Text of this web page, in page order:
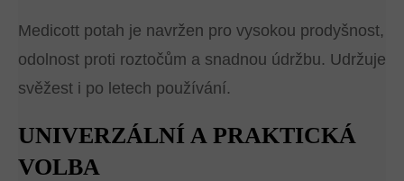
Medicott potah je navržen pro vysokou prodyšnost,
odolnost proti roztočům a snadnou údržbu. Udržuje
svěžest i po letech používání.
UNIVERZÁLNÍ A PRAKTICKÁ
VOLBA